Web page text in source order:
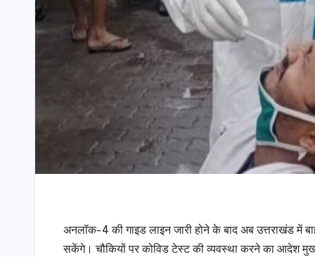
अनलॉक-4 की गाइड लाइन जारी होने के बाद अब उत्तराखंड में
सकेंगे। चौकियों पर कोविड टेस्ट की व्यवस्था करने का आदेश